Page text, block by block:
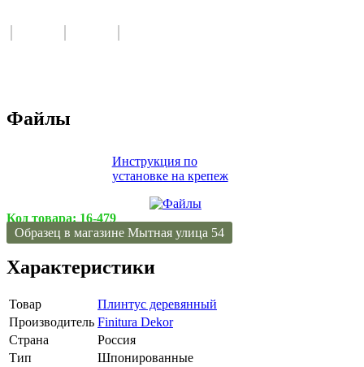
Файлы
Инструкция по
установке на крепеж
Код товара: 16-479
Образец в магазине Мытная улица 54
Характеристики
Товар
Плинтус деревянный
Производитель Finitura Dekor
Страна
Россия
Тип
Шпонированные